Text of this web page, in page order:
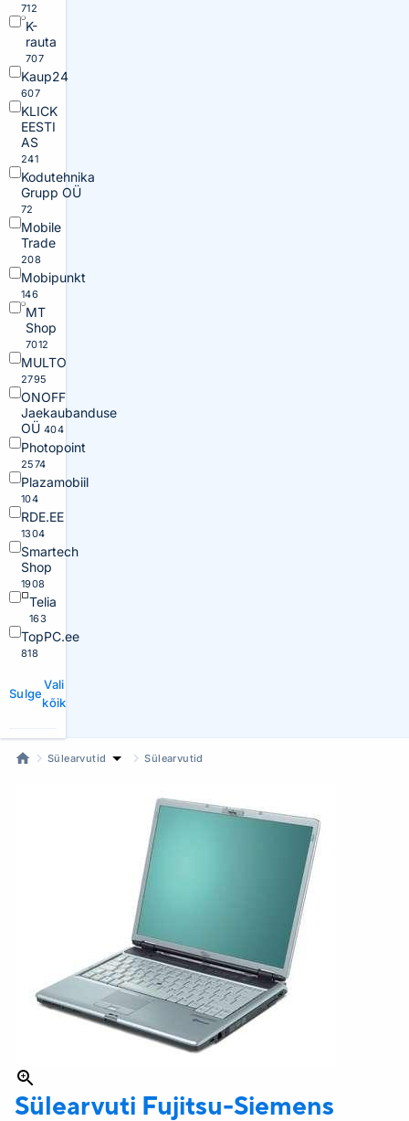
712
K-
rauta
707
Kaup24
607
KLICK
EESTI
AS
241
Kodutehnika
Grupp OÜ
72
Mobile
Trade
208
Mobipunkt
146
MT
Shop
7012
MULTO
2795
ONOFF
Jaekaubanduse
OÜ 404
Photopoint
2574
Plazamobiil
104
RDE.EE
1304
Smartech
Shop
1908
Telia
163
TopPC.ee
818
Sulge
Vali
kõik
Sülearvutid Sülearvutid
Sülearvuti Fujitsu-Siemens